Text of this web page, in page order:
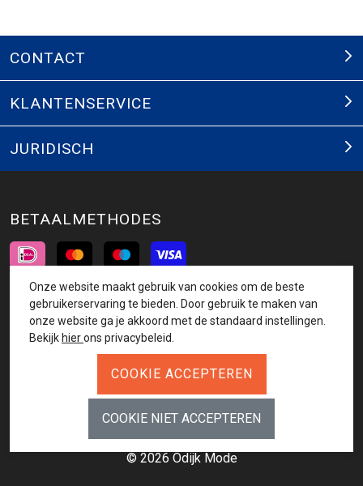
CONTACT
KLANTENSERVICE
JURIDISCH
BETAALMETHODES
INSCHRIJVEN NIEUWSBRIEF
© 2026 Odijk Mode
Onze website maakt gebruik van cookies om de beste
gebruikerservaring te bieden. Door gebruik te maken van
onze website ga je akkoord met de standaard instellingen.
Bekijk hierons privacybeleid.